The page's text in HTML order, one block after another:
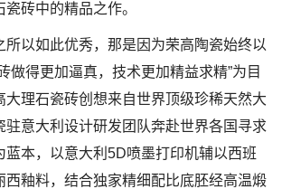
砖中的精品之作。
所以如此优秀，那是因为荣高陶瓷始终以
做得更加逼真，技术更加精益求精”为目
大理石瓷砖创想来自世界顶级珍稀天然大
驻意大利设计研发团队奔赴世界各国寻求
蓝本，以意大利5D喷墨打印机辅以西班
西釉料，结合独家精细配比底胚经高温煅